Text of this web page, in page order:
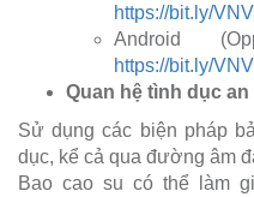
https://bit.ly/
Android
https://bit.ly/
Quan hệ tình dục an
Sử dụng các biện pháp
dục, kể cả qua đường âm
Bao cao su có thể làm